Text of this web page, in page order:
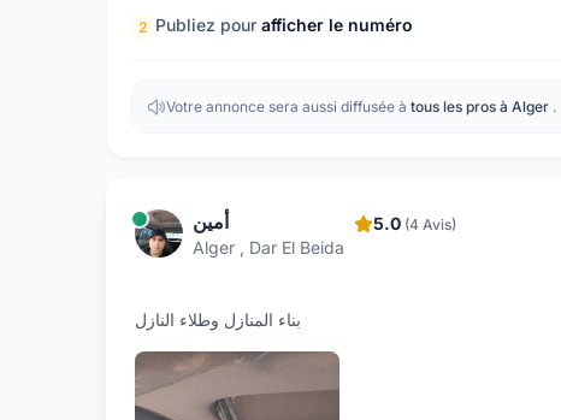
2 Publiez pour afficher le numéro
Votre annonce sera aussi diffusée à tous les pros à Alger .
أمين
Alger , Dar El Beida
5.0 (4 Avis)
بناء المنازل وطلاء النازل